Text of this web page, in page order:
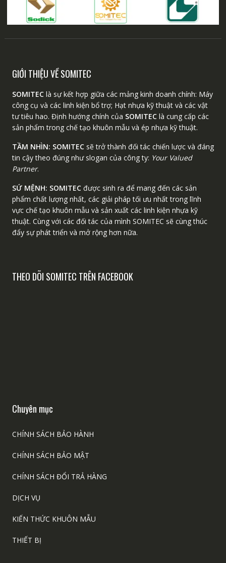
GIỚI THIỆU VỀ SOMITEC
SOMITEClà sự kết hợp giữa các mảng kinh doanh chính: Máy
công cụ và các linh kiện bổ trợ; Hạt nhựa kỹ thuật và các vật
tư tiêu hao. Định hướng chính của SOMITEClà cung cấp các
sản phẩm trong chế tạo khuôn mẫu và ép nhựa kỹ thuật.
TẦM NHÌN: SOMITECsẽ trở thành đối tác chiến lược và đáng
tin cậy theo đúng như slogan của công ty: Your Valued
Partner.
SỨ MỆNH: SOMITECđược sinh ra để mang đến các sản
phẩm chất lượng nhất, các giải pháp tối ưu nhất trong lĩnh
vực chế tạo khuôn mẫu và sản xuất các linh kiện nhựa kỹ
thuật. Cùng với các đối tác của mình SOMITEC sẽ cùng thúc
đẩy sự phát triển và mở rộng hơn nữa.
THEO DÕI SOMITEC TRÊN FACEBOOK
Chuyên mục
CHÍNH SÁCH BẢO HÀNH
CHÍNH SÁCH BẢO MẬT
CHÍNH SÁCH ĐỔI TRẢ HÀNG
DỊCH VỤ
KIẾN THỨC KHUÔN MẪU
THIẾT BỊ